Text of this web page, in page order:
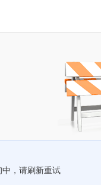
中，请刷新重试